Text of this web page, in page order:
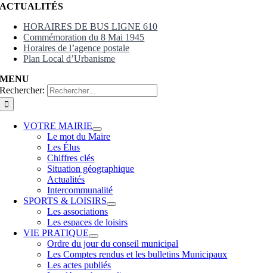
ACTUALITÉS
HORAIRES DE BUS LIGNE 610
Commémoration du 8 Mai 1945
Horaires de l’agence postale
Plan Local d’Urbanisme
MENU
Rechercher:
VOTRE MAIRIE
Le mot du Maire
Les Élus
Chiffres clés
Situation géographique
Actualités
Intercommunalité
SPORTS & LOISIRS
Les associations
Les espaces de loisirs
VIE PRATIQUE
Ordre du jour du conseil municipal
Les Comptes rendus et les bulletins Municipaux
Les actes publiés